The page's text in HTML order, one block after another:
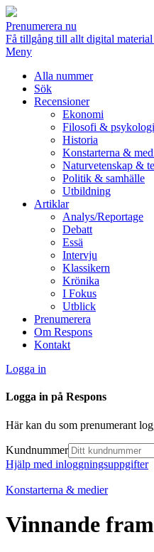
Prenumerera nu
Få tillgång till allt digital
Meny
Alla nummer
Sök
Recensioner
Ekonomi
Filosofi & psykologi
Historia
Konstarterna &
Naturvetenskap &
Politik & samhälle
Utbildning
Artiklar
Analys/Reportage
Debatt
Essä
Intervju
Klassikern
Krönika
I Fokus
Utblick
Prenumerera
Om Respons
Kontakt
Logga in
Logga in på Respons
Här kan du som prenumerant
Kundnummer
Hjälp med inloggningsuppgifter
Konstarterna & medier
Vinnande